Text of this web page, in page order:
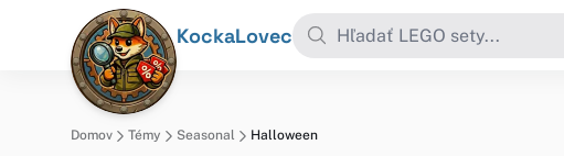
KockaLovec
Domov Témy Seasonal Halloween